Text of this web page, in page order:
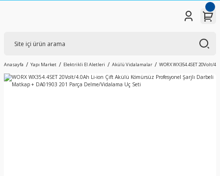
Anasayfa Yapı Market Elektrikli El Aletleri Akülü Vidalamalar WORX WX354.4SET